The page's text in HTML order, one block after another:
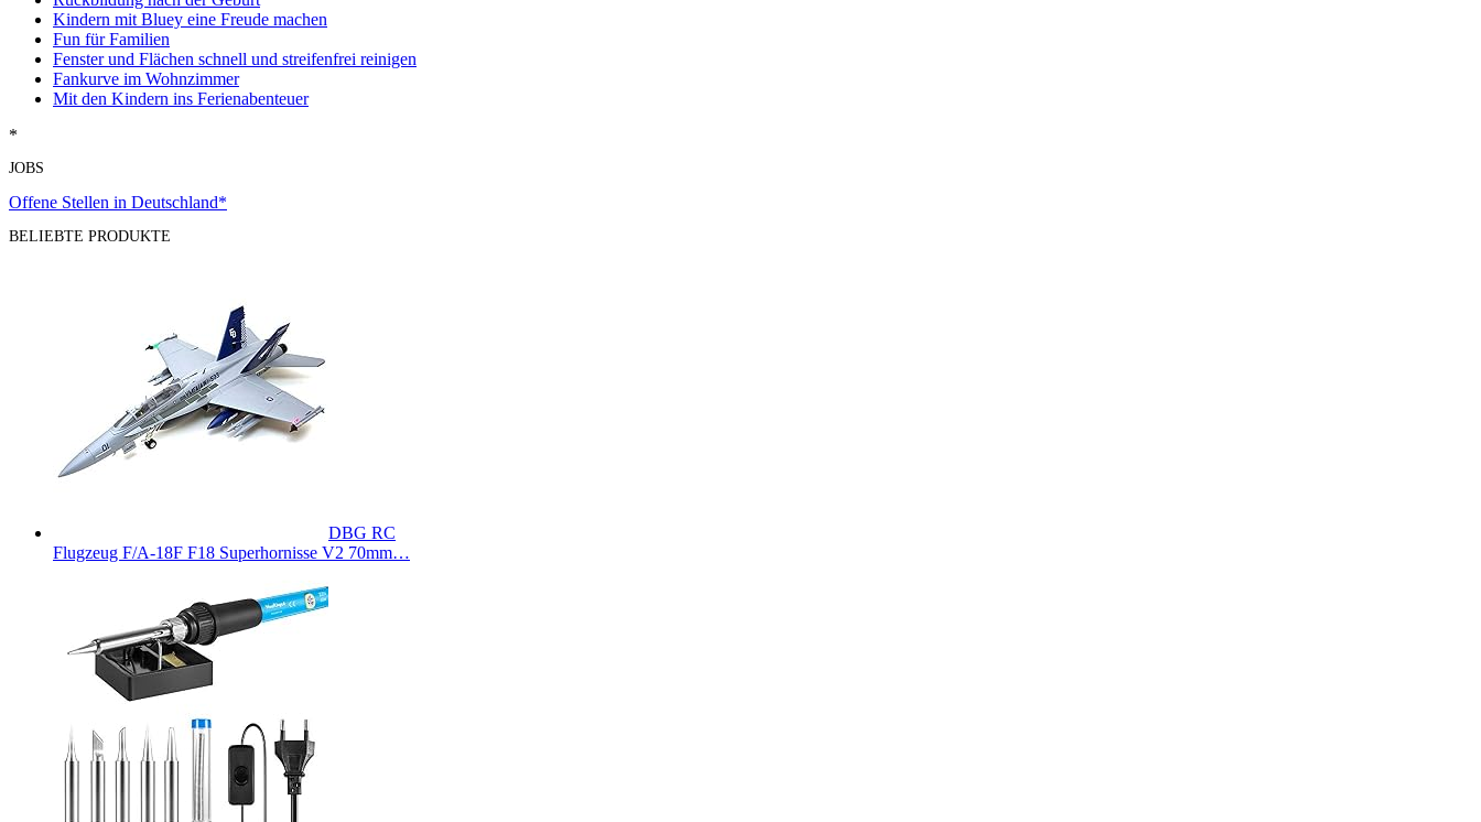
Kindern mit Bluey eine Freude machen
Fun für Familien
Fenster und Flächen schnell und streifenfrei reinigen
Fankurve im Wohnzimmer
Mit den Kindern ins Ferienabenteuer
*
JOBS
Offene Stellen in Deutschland*
BELIEBTE PRODUKTE
DBG RC
Flugzeug F/A-18F F18 Superhornisse V2 70mm…